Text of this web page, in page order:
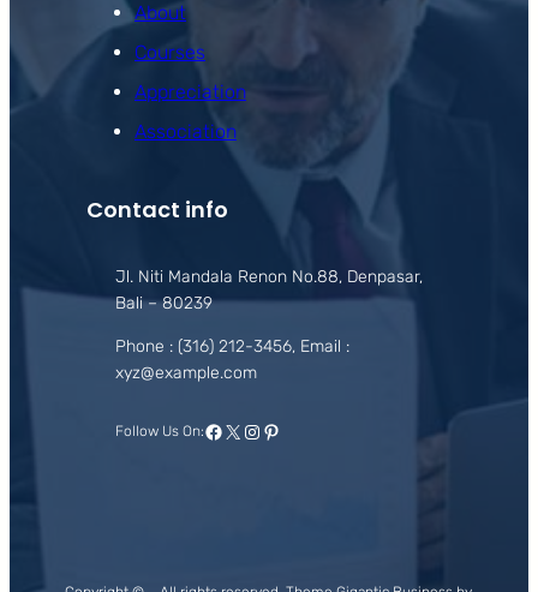
About
Courses
Appreciation
Association
Contact info
Jl. Niti Mandala Renon No.88, Denpasar,
Bali – 80239
Phone : (316) 212-3456, Email :
xyz@example.com
Follow Us On:Facebook
X Instagram
Pinterest